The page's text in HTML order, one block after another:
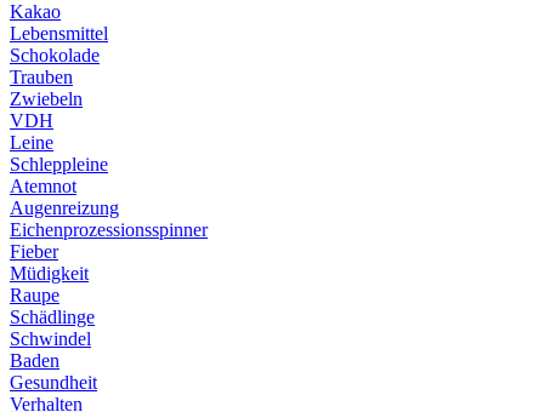
Kakao
Lebensmittel
Schokolade
Trauben
Zwiebeln
VDH
Leine
Schleppleine
Atemnot
Augenreizung
Eichenprozessionsspinner
Fieber
Müdigkeit
Raupe
Schädlinge
Schwindel
Baden
Gesundheit
Verhalten